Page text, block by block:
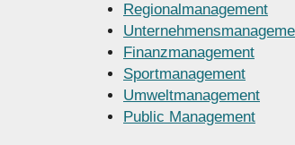
Regionalmanagement
Finanzmanagement
Sportmanagement
Umweltmanagement
Public Management